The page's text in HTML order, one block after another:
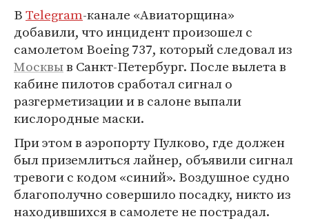
ВTelegram-канале «Авиаторщина»
добавили, что инцидент произошел с
самолетом Boeing 737, который следовал из
Москвыв Санкт-Петербург. После вылета в
кабине пилотов сработал сигнал о
разгерметизации и в салоне выпали
кислородные маски.
При этом в аэропорту Пулково, где должен
был приземлиться лайнер, объявили сигнал
тревоги с кодом «синий». Воздушное судно
благополучно совершило посадку, никто из
находившихся в самолете не пострадал.